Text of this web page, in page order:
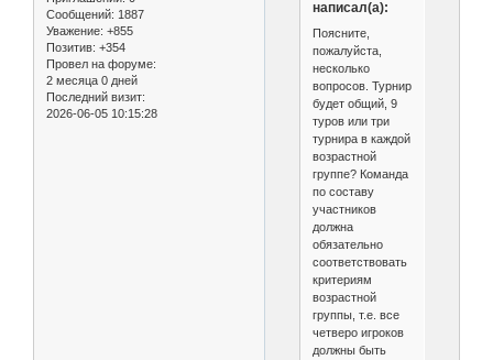
Сообщений: 1887
Уважение: +855
Позитив: +354
Провел на форуме:
2 месяца 0 дней
Последний визит:
2026-06-05 10:15:28
написал(а):
Поясните,
пожалуйста,
несколько
вопросов. Турнир
будет общий, 9
туров или три
турнира в каждой
возрастной
группе? Команда
по составу
участников
должна
обязательно
соответствовать
критериям
возрастной
группы, т.е. все
четверо игроков
должны быть